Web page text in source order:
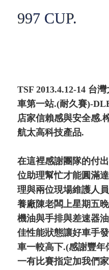
997 CUP.
TSF 2013.4.12-14 台
車第一站.(耐久賽)-
店家信賴感與安全感.
航太高科技產品.
在這裡感謝團隊的付
位助理幫忙才能圓滿
理與兩位現場維護人
養廠陳老闆上星期五
機油與手排與差速器
佳性能狀態讓好車手
車一較高下.(感謝豐
一有比賽指定加我們